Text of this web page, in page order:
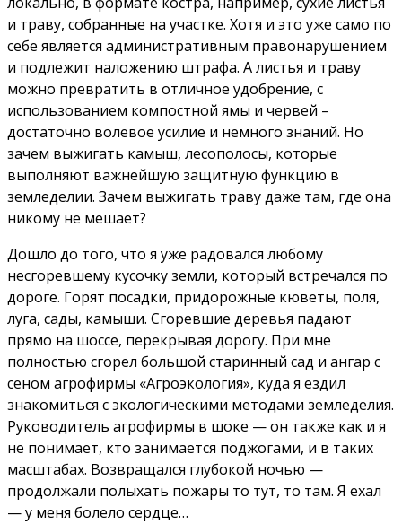
и траву, собранные на участке. Хотя и это уже само по
себе является административным правонарушением
и подлежит наложению штрафа. А листья и траву
можно превратить в отличное удобрение, с
использованием компостной ямы и червей –
достаточно волевое усилие и немного знаний. Но
зачем выжигать камыш, лесополосы, которые
выполняют важнейшую защитную функцию в
земледелии. Зачем выжигать траву даже там, где она
никому не мешает?
Дошло до того, что я уже радовался любому
несгоревшему кусочку земли, который встречался по
дороге. Горят посадки, придорожные кюветы, поля,
луга, сады, камыши. Сгоревшие деревья падают
прямо на шоссе, перекрывая дорогу. При мне
полностью сгорел большой старинный сад и ангар с
сеном агрофирмы «Агроэкология», куда я ездил
знакомиться с экологическими методами земледелия.
Руководитель агрофирмы в шоке — он также как и я
не понимает, кто занимается поджогами, и в таких
масштабах. Возвращался глубокой ночью —
продолжали полыхать пожары то тут, то там. Я ехал
— у меня болело сердце…